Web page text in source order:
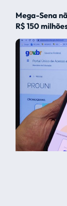
Mega-Sena
R$ 150